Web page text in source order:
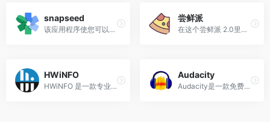
snapseed
该应用程序使您可以轻松地使...
尝鲜派
在这个尝鲜派 2.0里，我们进...
HWiNFO
HWiNFO 是一款专业的Windows...
Audacity
Audacity是一款免费且开源的...